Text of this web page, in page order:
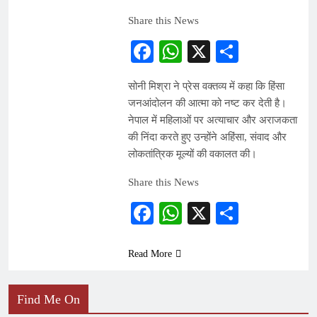
Share this News
Facebook
WhatsApp
X
सोनी मिश्रा ने प्रेस वक्तव्य में कहा कि हिंसा
जनआंदोलन की आत्मा को नष्ट कर देती है।
नेपाल में महिलाओं पर अत्याचार और अराजकता
की निंदा करते हुए उन्होंने अहिंसा, संवाद और
लोकतांत्रिक मूल्यों की वकालत की।
Share this News
Facebook
WhatsApp
X
Read More
Find Me On